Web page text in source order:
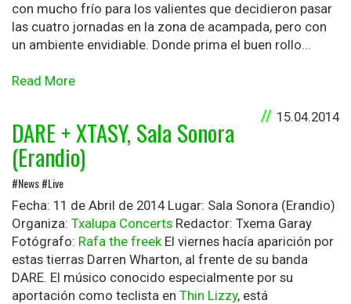
con mucho frío para los valientes que decidieron pasar
las cuatro jornadas en la zona de acampada, pero con
un ambiente envidiable. Donde prima el buen rollo...
Read More
15.04.2014
DARE + XTASY, Sala Sonora
(Erandio)
#News #Live
Fecha: 11 de Abril de 2014 Lugar: Sala Sonora (Erandio)
Organiza: Txalupa Concerts Redactor: Txema Garay
Fotógrafo: Rafa the freek El viernes hacía aparición por
estas tierras Darren Wharton, al frente de su banda
DARE. El músico conocido especialmente por su
aportación como teclista en Thin Lizzy, está